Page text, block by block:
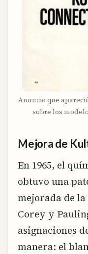
Anuncio que
sobre los
Mejora de
En 1965, el
obtuvo una
mejorada de
Corey y
asignaciones
manera: el